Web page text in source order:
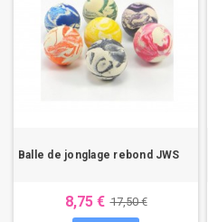
Balle de jonglage rebond JWS
8,75 € 17,50 €